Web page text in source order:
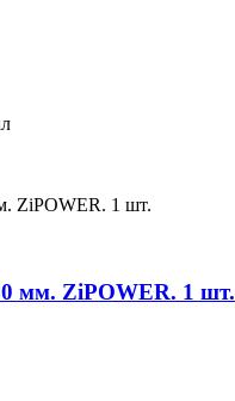
мм. ZiPOWER. 1 шт.